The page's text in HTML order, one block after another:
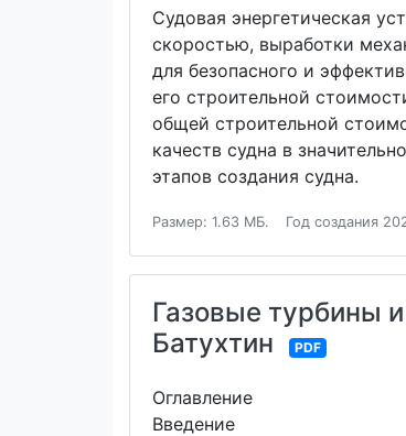
Судовая энергетическая
скоростью, выработки
для безопасного и
его строительной
общей строительной
качеств судна в
этапов создания судна.
Размер: 1.63 МБ. Год создания
Газовые турбины
Батухтин
PDF
Оглавление
Введение